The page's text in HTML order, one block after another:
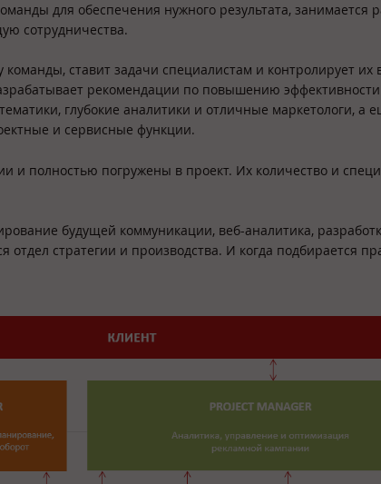
для обеспечения нужного результата, занимается
сотрудничества.
команды, ставит задачи специалистам и контролирует
рекомендации по повышению
глубокие аналитики и отличные маркетологи, а
и сервисные функции.
и полностью погружены в проект. Их количество и
будущей коммуникации, веб-аналитика,
отдел стратегии и производства. И когда подбирается